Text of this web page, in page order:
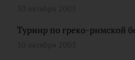
Турнир по греко-римской